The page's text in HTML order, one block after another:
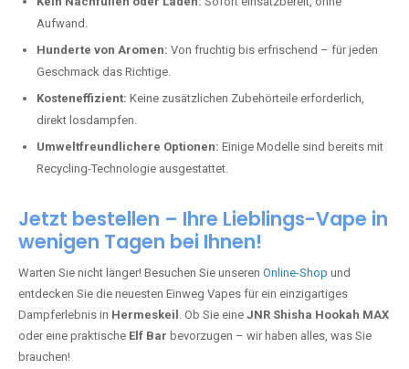
Aufwand.
Hunderte von Aromen: Von fruchtig bis erfrischend – für jeden
Geschmack das Richtige.
Kosteneffizient: Keine zusätzlichen Zubehörteile erforderlich,
direkt losdampfen.
Umweltfreundlichere Optionen: Einige Modelle sind bereits mit
Recycling-Technologie ausgestattet.
Jetzt bestellen – Ihre Lieblings-Vape in
wenigen Tagen bei Ihnen!
Warten Sie nicht länger! Besuchen Sie unseren Online-Shop und
entdecken Sie die neuesten Einweg Vapes für ein einzigartiges
Dampferlebnis in Hermeskeil . Ob Sie eine JNR Shisha Hookah MAX
oder eine praktische Elf Bar bevorzugen – wir haben alles, was Sie
brauchen!